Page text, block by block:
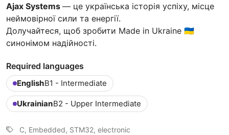
Ajax Systems — це українська історія успіху, місце
неймовірної сили та енергії.
Долучайтеся, щоб зробити Made in Ukraine 🇺🇦
синонімом надійності.
Required languages
EnglishB1 - Intermediate
UkrainianB2 - Upper Intermediate
C, Embedded, STM32, electronic